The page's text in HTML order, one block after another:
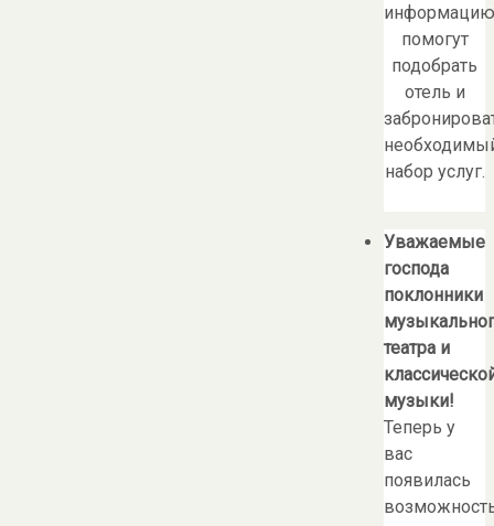
помогут
подобрать
отель и
набор услуг.
Уважаемые
господа
поклонники
театра и
музыки!
Теперь у
вас
появилась